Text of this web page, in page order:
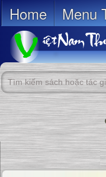
Home Menu